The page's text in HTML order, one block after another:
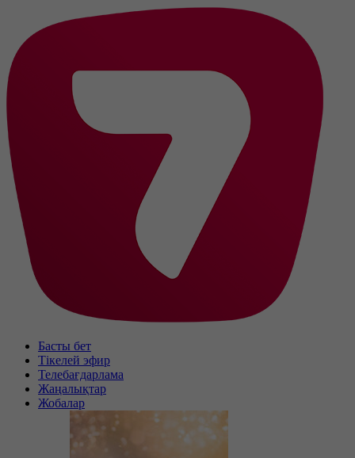
Басты бет
Тікелей эфир
Телебағдарлама
Жаңалықтар
Жобалар